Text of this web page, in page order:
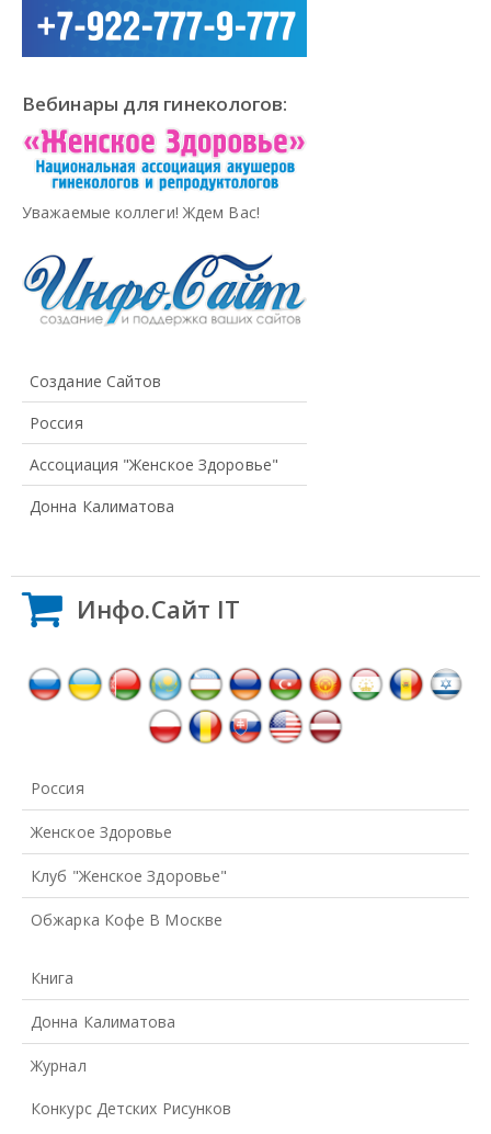
Вебинары для гинекологов:
Уважаемые коллеги! Ждем Вас!
Создание Сайтов
Россия
Ассоциация "Женское Здоровье"
Донна Калиматова
Инфо.Сайт IT
Россия
Женское Здоровье
Клуб "Женское Здоровье"
Обжарка Кофе В Москве
Книга
Донна Калиматова
Журнал
Конкурс Детских Рисунков